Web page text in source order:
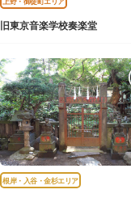
上野・御徒町エリア
旧東京音楽学校奏楽堂
根岸・入谷・金杉エリア